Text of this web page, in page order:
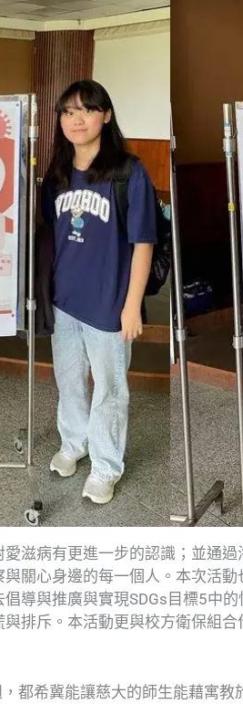
滋病有更進一步的認識；並通
關心身邊的每一個人。本次活
導與推廣與實現SDGs目標5中
排斥。本活動更與校方衛保組
，都希冀能讓慈大的師生能藉寓